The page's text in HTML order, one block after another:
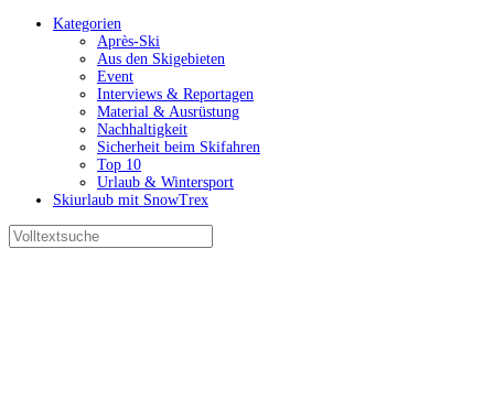
Kategorien
Après-Ski
Aus den Skigebieten
Event
Interviews & Reportagen
Material & Ausrüstung
Nachhaltigkeit
Sicherheit beim Skifahren
Top 10
Urlaub & Wintersport
Skiurlaub mit SnowTrex